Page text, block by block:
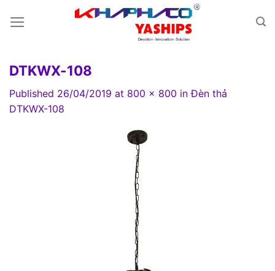
DTKWX-108
Published 26/04/2019 at 800 × 800 inĐèn thả
DTKWX-108